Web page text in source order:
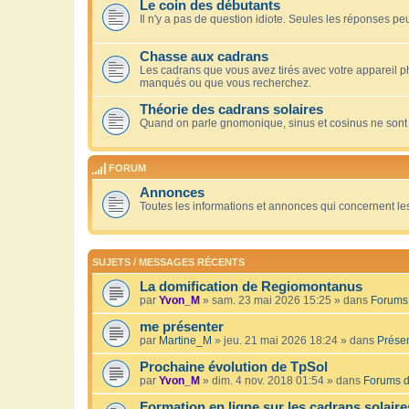
Le coin des débutants
Il n'y a pas de question idiote. Seules les réponses
Chasse aux cadrans
Les cadrans que vous avez tirés avec votre appareil
manqués ou que vous recherchez.
Théorie des cadrans solaires
Quand on parle gnomonique, sinus et cosinus ne
FORUM
Annonces
Toutes les informations et annonces qui concernent
SUJETS / MESSAGES RÉCENTS
La domification de Regiomontanus
par Yvon_M » sam. 23 mai 2026 15:25 » dans
me présenter
par Martine_M » jeu. 21 mai 2026 18:24 » dans
Prochaine évolution de TpSol
par Yvon_M » dim. 4 nov. 2018 01:54 » dans Forums